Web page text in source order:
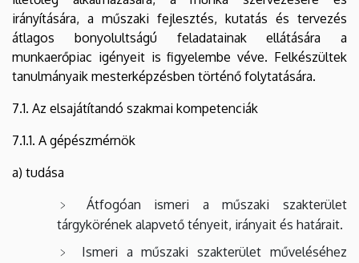
irányítására, a műszaki fejlesztés, kutatás és tervezés
átlagos bonyolultságú feladatainak ellátására a
munkaerőpiac igényeit is figyelembe véve. Felkészültek
tanulmányaik mesterképzésben történő folytatására.
7.1. Az elsajátítandó szakmai kompetenciák
7.1.1. A gépészmérnök
a) tudása
Átfogóan ismeri a műszaki szakterület
tárgykörének alapvető tényeit, irányait és határait.
Ismeri a műszaki szakterület műveléséhez